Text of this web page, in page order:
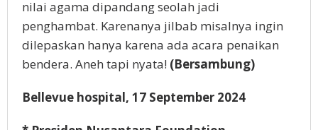
nilai agama dipandang seolah jadi
penghambat. Karenanya jilbab misalnya ingin
dilepaskan hanya karena ada acara penaikan
bendera. Aneh tapi nyata! (Bersambung)
Bellevue hospital, 17 September 2024